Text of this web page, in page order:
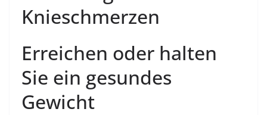
Knieschmerzen
Erreichen oder halten
Sie ein gesundes
Gewicht